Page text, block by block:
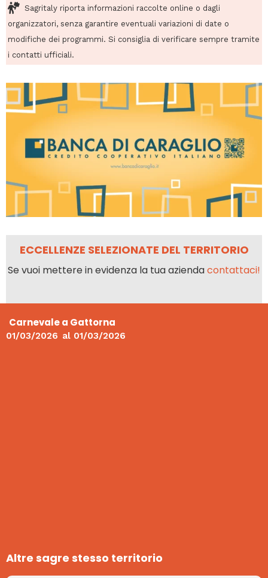
Sagritaly riporta informazioni raccolte online o dagli
organizzatori, senza garantire eventuali variazioni di date o
modifiche dei programmi. Si consiglia di verificare sempre tramite
i contatti ufficiali.
ECCELLENZE SELEZIONATE DEL TERRITORIO
Se vuoi mettere in evidenza la tua aziendacontattaci!
Carnevale a Gattorna
01/03/2026 al 01/03/2026
Altre sagre stesso territorio